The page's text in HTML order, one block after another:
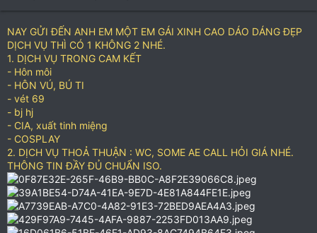
NAY GỬI ĐẾN ANH EM MỘT EM GÁI XINH CAO DÁO DÁNG ĐẸP
DỊCH VỤ THÌ CÓ 1 KHÔNG 2 NHÉ.
1. DỊCH VỤ TRONG CAM KẾT
- Hôn môi
- HÔN VÚ, BÚ TI
- vét 69
- bj hj
- CIA, xuất tinh miệng
- COSPLAY
2. DỊCH VỤ THOẢ THUẬN : WC, SOME AE CALL HỎI GIÁ NHÉ.
THÔNG TIN ĐẦY ĐỦ CHUẨN ISO.